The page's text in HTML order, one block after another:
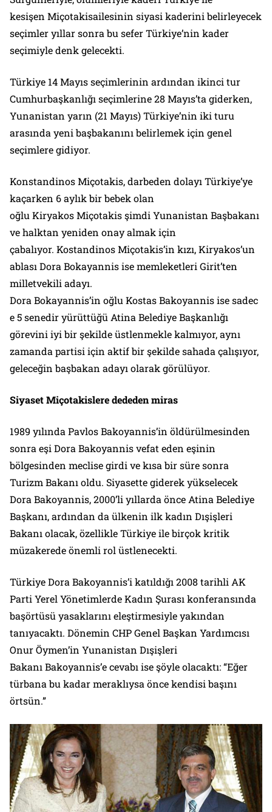
kesişen Miçotakisailesinin siyasi kaderini belirleyecek
seçimler yıllar sonra bu sefer Türkiye’nin kader
seçimiyle denk gelecekti.
Türkiye 14 Mayıs seçimlerinin ardından ikinci tur
Cumhurbaşkanlığı seçimlerine 28 Mayıs’ta giderken,
Yunanistan yarın (21 Mayıs) Türkiye’nin iki turu
arasında yeni başbakanını belirlemek için genel
seçimlere gidiyor.
Konstandinos Miçotakis, darbeden dolayı Türkiye’ye
kaçarken 6 aylık bir bebek olan
oğlu Kiryakos Miçotakis şimdi Yunanistan Başbakanı
ve halktan yeniden onay almak için
çabalıyor. Kostandinos Miçotakis’in kızı, Kiryakos’un
ablası Dora Bokayannis ise memleketleri Girit’ten
milletvekili adayı.
Dora Bokayannis’in oğlu Kostas Bakoyannis ise sadec
e 5 senedir yürüttüğü Atina Belediye Başkanlığı
görevini iyi bir şekilde üstlenmekle kalmıyor, aynı
zamanda partisi için aktif bir şekilde sahada çalışıyor,
geleceğin başbakan adayı olarak görülüyor.
SiyasetMiçotakisleredededen miras
1989 yılında Pavlos Bakoyannis’in öldürülmesinden
sonra eşi Dora Bakoyannis vefat eden eşinin
bölgesinden meclise girdi ve kısa bir süre sonra
Turizm Bakanı oldu. Siyasette giderek yükselecek
Dora Bakoyannis, 2000’li yıllarda önce Atina Belediye
Başkanı, ardından da ülkenin ilk kadın Dışişleri
Bakanı olacak, özellikle Türkiye ile birçok kritik
müzakerede önemli rol üstlenecekti.
Türkiye Dora Bakoyannis’i katıldığı 2008 tarihli AK
Parti Yerel Yönetimlerde Kadın Şurası konferansında
başörtüsü yasaklarını eleştirmesiyle yakından
tanıyacaktı. Dönemin CHP Genel Başkan Yardımcısı
Onur Öymen’in Yunanistan Dışişleri
Bakanı Bakoyannis’e cevabı ise şöyle olacaktı: “Eğer
türbana bu kadar meraklıysa önce kendisi başını
örtsün.”